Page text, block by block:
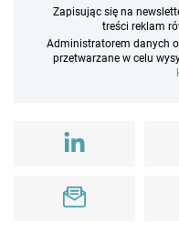
Zapisując się na
treści reklam
Administratorem danych
przetwarzane w celu